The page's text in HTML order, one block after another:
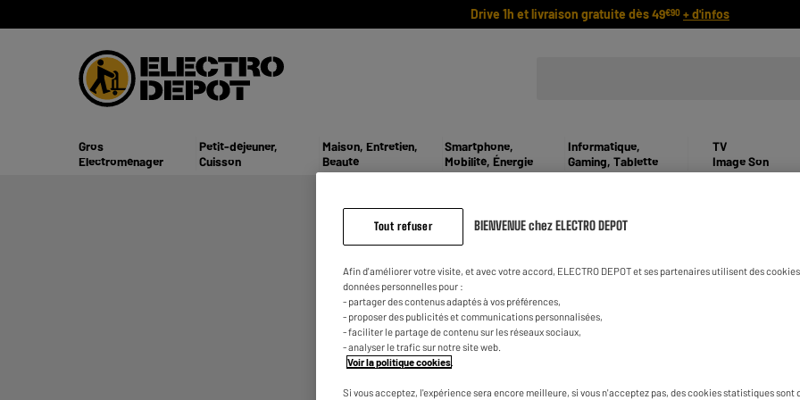
Drive 1h et livraison gratuite dès 49€90 + d'infos
Gros
Electroménager
Petit-déjeuner,
Cuisson
Maison, Entretien,
Beauté
Smartphone,
Mobilité, Énergie
Informatique,
Gaming, Tablette
TV
Image Son
NOS CONSEILS EN CONGÉLATEUR
Appareil encastrable
Conservation du froid
Conseil électroménager
Corvée de dégivrage
Conservation des aliments
Tout refuser BIENVENUE chez ELECTRO DEPOT
Afin d'améliorer votre visite, et avec votre accord, ELECTRO DEPOT et ses partenaires utilisent des
données personnelles pour :
- partager des contenus adaptés à vos préférences,
- proposer des publicités et communications personnalisées,
- faciliter le partage de contenu sur les réseaux sociaux,
- analyser le trafic sur notre site web.
Voir la politique cookies
Si vous acceptez, l'expérience sera encore meilleure, si vous n'acceptez pas, des cookies statistiques sont